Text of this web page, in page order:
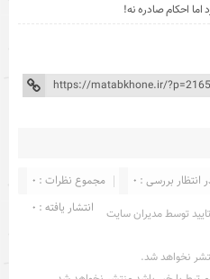
اما احکام صادره نه!
مجموع نظرات : 0
انتظار بررسی : 0
انتشار یافته : 0
توسط مدیران سایت
نخواهد شد.